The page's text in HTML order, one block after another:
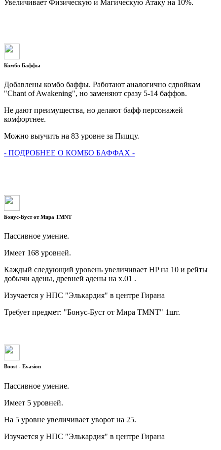
Увеличивает Физическую и Магическую Атаку на 10%.
Комбо Баффы
Добавлены комбо баффы. Работают аналогично сдвойкам
"Chant of Awakening", но заменяют сразу 5-14 баффов.
Не дают преимущества, но делают бафф персонажей
комфортнее.
Можно выучить на 83 уровне за Пиццу.
- ПОДРОБНЕЕ О КОМБО БАФФАХ -
Бонус-Буст от Мира TMNT
Пассивное умение.
Имеет 168 уровней.
Каждый следующий уровень увеличивает HP на 10 и рейты
добычи адены, древней адены на x.01 .
Изучается у НПС "Элькардия" в центре Гирана
Требует предмет: "Бонус-Буст от Мира TMNT" 1шт.
Boost - Evasion
Пассивное умение.
Имеет 5 уровней.
На 5 уровне увеличивает уворот на 25.
Изучается у НПС "Элькардия" в центре Гирана